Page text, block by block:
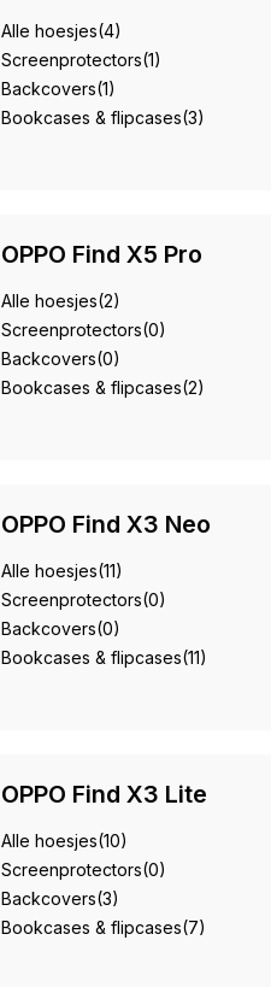
Alle hoesjes(4)
Screenprotectors(1)
Backcovers(1)
Bookcases & flipcases(3)
OPPO Find X5 Pro
Alle hoesjes(2)
Screenprotectors(0)
Backcovers(0)
Bookcases & flipcases(2)
OPPO Find X3 Neo
Alle hoesjes(11)
Screenprotectors(0)
Backcovers(0)
Bookcases & flipcases(11)
OPPO Find X3 Lite
Alle hoesjes(10)
Screenprotectors(0)
Backcovers(3)
Bookcases & flipcases(7)